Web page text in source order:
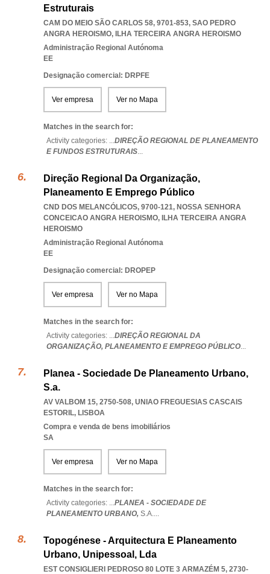
Estruturais
CAM DO MEIO SÃO CARLOS 58, 9701-853, SAO PEDRO
ANGRA HEROISMO, ILHA TERCEIRA ANGRA HEROISMO
Administração Regional Autónoma
EE
Designação comercial: DRPFE
Ver empresa Ver no Mapa
Matches in the search for:
Activity categories: ...DIREÇÃO REGIONAL DE PLANEAMENTO
E FUNDOS ESTRUTURAIS...
Direção Regional Da Organização,
Planeamento E Emprego Público
CND DOS MELANCÓLICOS, 9700-121, NOSSA SENHORA
CONCEICAO ANGRA HEROISMO, ILHA TERCEIRA ANGRA
HEROISMO
Administração Regional Autónoma
EE
Designação comercial: DROPEP
Ver empresa Ver no Mapa
Matches in the search for:
Activity categories: ...DIREÇÃO REGIONAL DA
ORGANIZAÇÃO, PLANEAMENTO E EMPREGO PÚBLICO...
Planea - Sociedade De Planeamento Urbano,
S.a.
AV VALBOM 15, 2750-508, UNIAO FREGUESIAS CASCAIS
ESTORIL, LISBOA
Compra e venda de bens imobiliários
SA
Ver empresa Ver no Mapa
Matches in the search for:
Activity categories: ...PLANEA - SOCIEDADE DE
PLANEAMENTO URBANO, S.A....
Topogénese - Arquitectura E Planeamento
Urbano, Unipessoal, Lda
EST CONSIGLIERI PEDROSO 80 LOTE 3 ARMAZÉM 5, 2730-